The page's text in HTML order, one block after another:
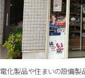
電化製品や住まいの設備製